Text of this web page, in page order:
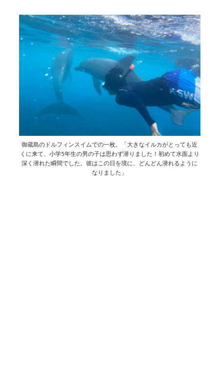
御蔵島のドルフィンスイムでの一枚。「大きなイルカがとっても近
くに来て、小学5年生の男の子は思わず潜りました！初めて水面より
深く潜れた瞬間でした。彼はこの日を境に、どんどん潜れるように
なりました」